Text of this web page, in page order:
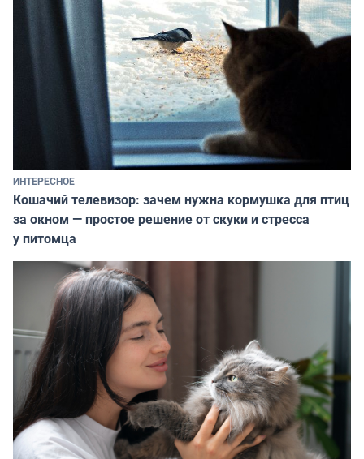
ИНТЕРЕСНОЕ
Кошачий телевизор: зачем нужна кормушка для птиц
за окном — простое решение от скуки и стресса
у питомца